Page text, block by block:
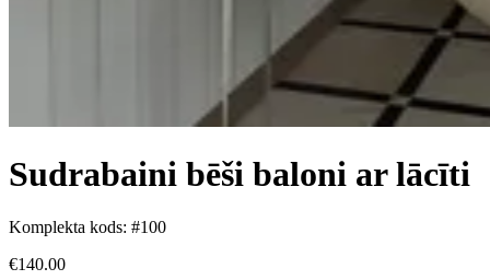
Sudrabaini bēši baloni ar lācīti
Komplekta kods: #100
€140.00